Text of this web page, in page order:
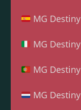
MG
MG
MG
MG